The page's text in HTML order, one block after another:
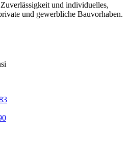
und individuelles,
und gewerbliche Bauvorhaben.